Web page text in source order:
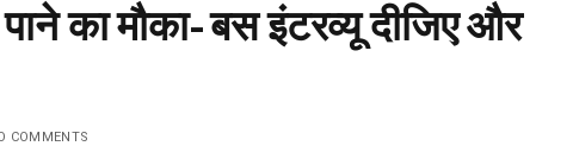
पाने का मौका- बस इंटरव्यू दीजिए और
COMMENTS